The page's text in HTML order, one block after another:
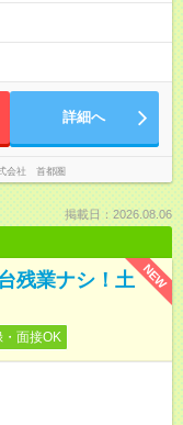
詳細へ
会社 首都圏
掲載日：2026.08.06
NEW
残業ナシ！土
面接OK